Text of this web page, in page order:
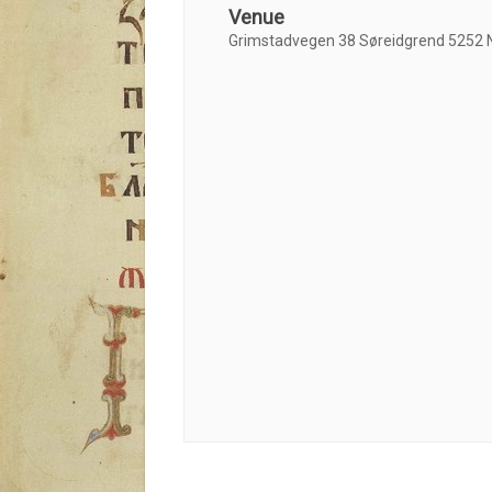
Venue
Grimstadvegen 38 Søreidgrend 5252